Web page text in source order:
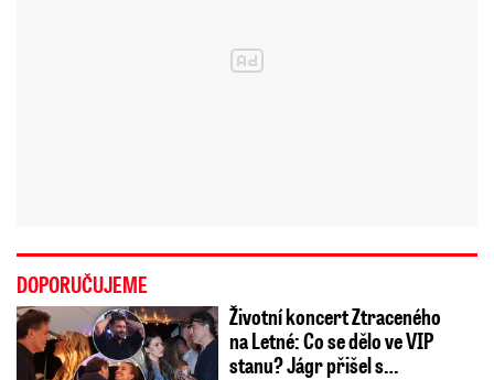
DOPORUČUJEME
Životní koncert Ztraceného
na Letné: Co se dělo ve VIP
stanu? Jágr přišel s…